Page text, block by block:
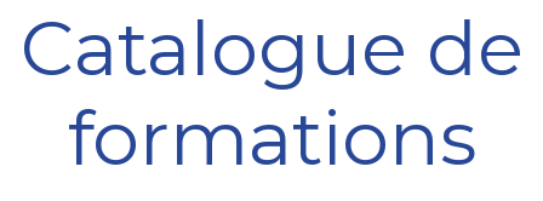
Catalogue de
formations